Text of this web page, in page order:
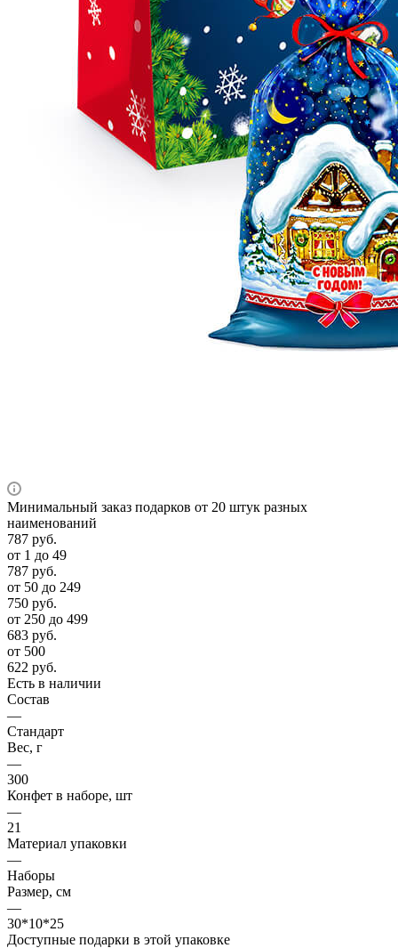
Минимальный заказ подарков от 20 штук разных
наименований
787 руб.
от 1 до 49
787 руб.
от 50 до 249
750 руб.
от 250 до 499
683 руб.
от 500
622 руб.
Есть в наличии
Состав
—
Стандарт
Вес, г
—
300
Конфет в наборе, шт
—
21
Материал упаковки
—
Наборы
Размер, см
—
30*10*25
Доступные подарки в этой упаковке